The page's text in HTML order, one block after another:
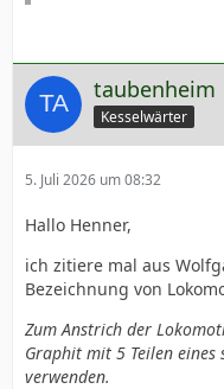
taubenheim
Kesselwärter
5. Juli 2026 um 08:32
Hallo Henner,
ich zitiere mal aus
Bezeichnung von
Zum Anstrich der
Graphit mit 5 Teilen eines
verwenden.